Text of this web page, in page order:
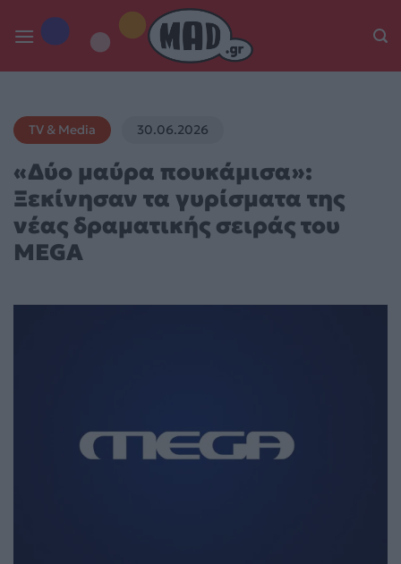
TV & Media 30.06.2026
«Δύο μαύρα πουκάμισα»:
Ξεκίνησαν τα γυρίσματα της
νέας δραματικής σειράς του
MEGA